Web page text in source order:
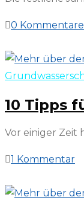
0 Kommentare
10 Tipps
Vor einiger Zeit
1 Kommentar